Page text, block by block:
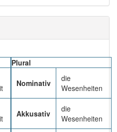
aber mit einem
im Bereich
haben den Artikel
Plural
Nominativ
die
Wesenheiten
Akkusativ
die
Wesenheiten